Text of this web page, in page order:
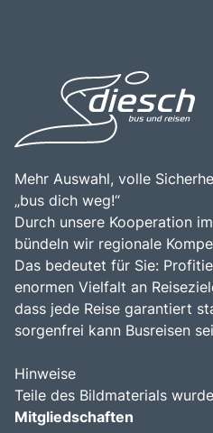
natürliche Schönheit dieser
erleben.
der elsässischen Kultur und
Weinlandschaft entdecken
Mehr Auswahl, volle
„bus dich weg!“
Durch unsere Kooperation
bündeln wir regionale
Das bedeutet für Sie:
enormen Vielfalt an
dass jede Reise garantiert
sorgenfrei kann Busreisen
Hinweise
Teile des Bildmaterials
Mitgliedschaften